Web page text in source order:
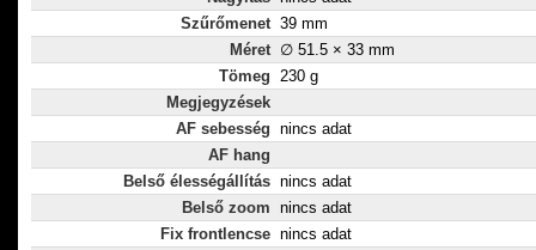
Szűrőmenet 39 mm
Méret ∅ 51.5 × 33 mm
Tömeg 230 g
Megjegyzések
AF sebesség nincs adat
AF hang
Belső élességállítás nincs adat
Belső zoom nincs adat
Fix frontlencse nincs adat